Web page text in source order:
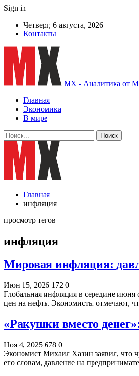
Sign in
Четверг, 6 августа, 2026
Контакты
MX - Аналитика от
Главная
Экономика
В мире
Главная
инфляция
просмотр тегов
инфляция
Мировая инфляция:
Июн 15, 2026 172 0
Глобальная инфляция в середине
цен на нефть. Экономисты отмечают,
«Ракушки вместо
Ноя 4, 2025 678 0
Экономист Михаил Хазин заявил, что
его словам, давление на